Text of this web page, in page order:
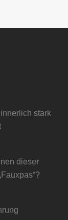
stark
dieser